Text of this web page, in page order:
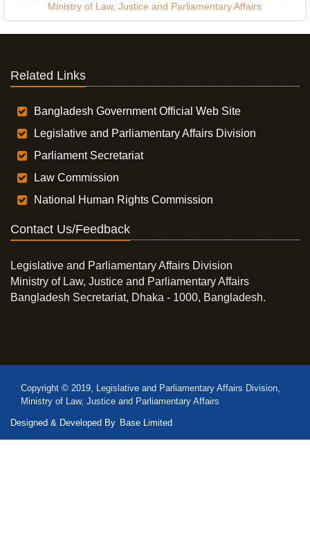
Ministry of Law, Justice and Parliamentary Affairs
Related Links
Bangladesh Government Official Web Site
Legislative and Parliamentary Affairs Division
Parliament Secretariat
Law Commission
National Human Rights Commission
Contact Us/Feedback
Legislative and Parliamentary Affairs Division
Ministry of Law, Justice and Parliamentary Affairs
Bangladesh Secretariat, Dhaka - 1000, Bangladesh.
Copyright © 2019, Legislative and Parliamentary Affairs Division,
Ministry of Law, Justice and Parliamentary Affairs
Designed & Developed By Base Limited